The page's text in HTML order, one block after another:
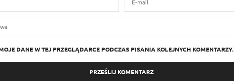
DANE W TEJ PRZEGLĄDARCE PODCZAS PISANIA KOLEJNYCH KOMENTARZY.